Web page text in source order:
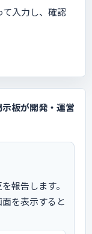
て入力し、確認
板が開発・運営
報告します。
を表示すると